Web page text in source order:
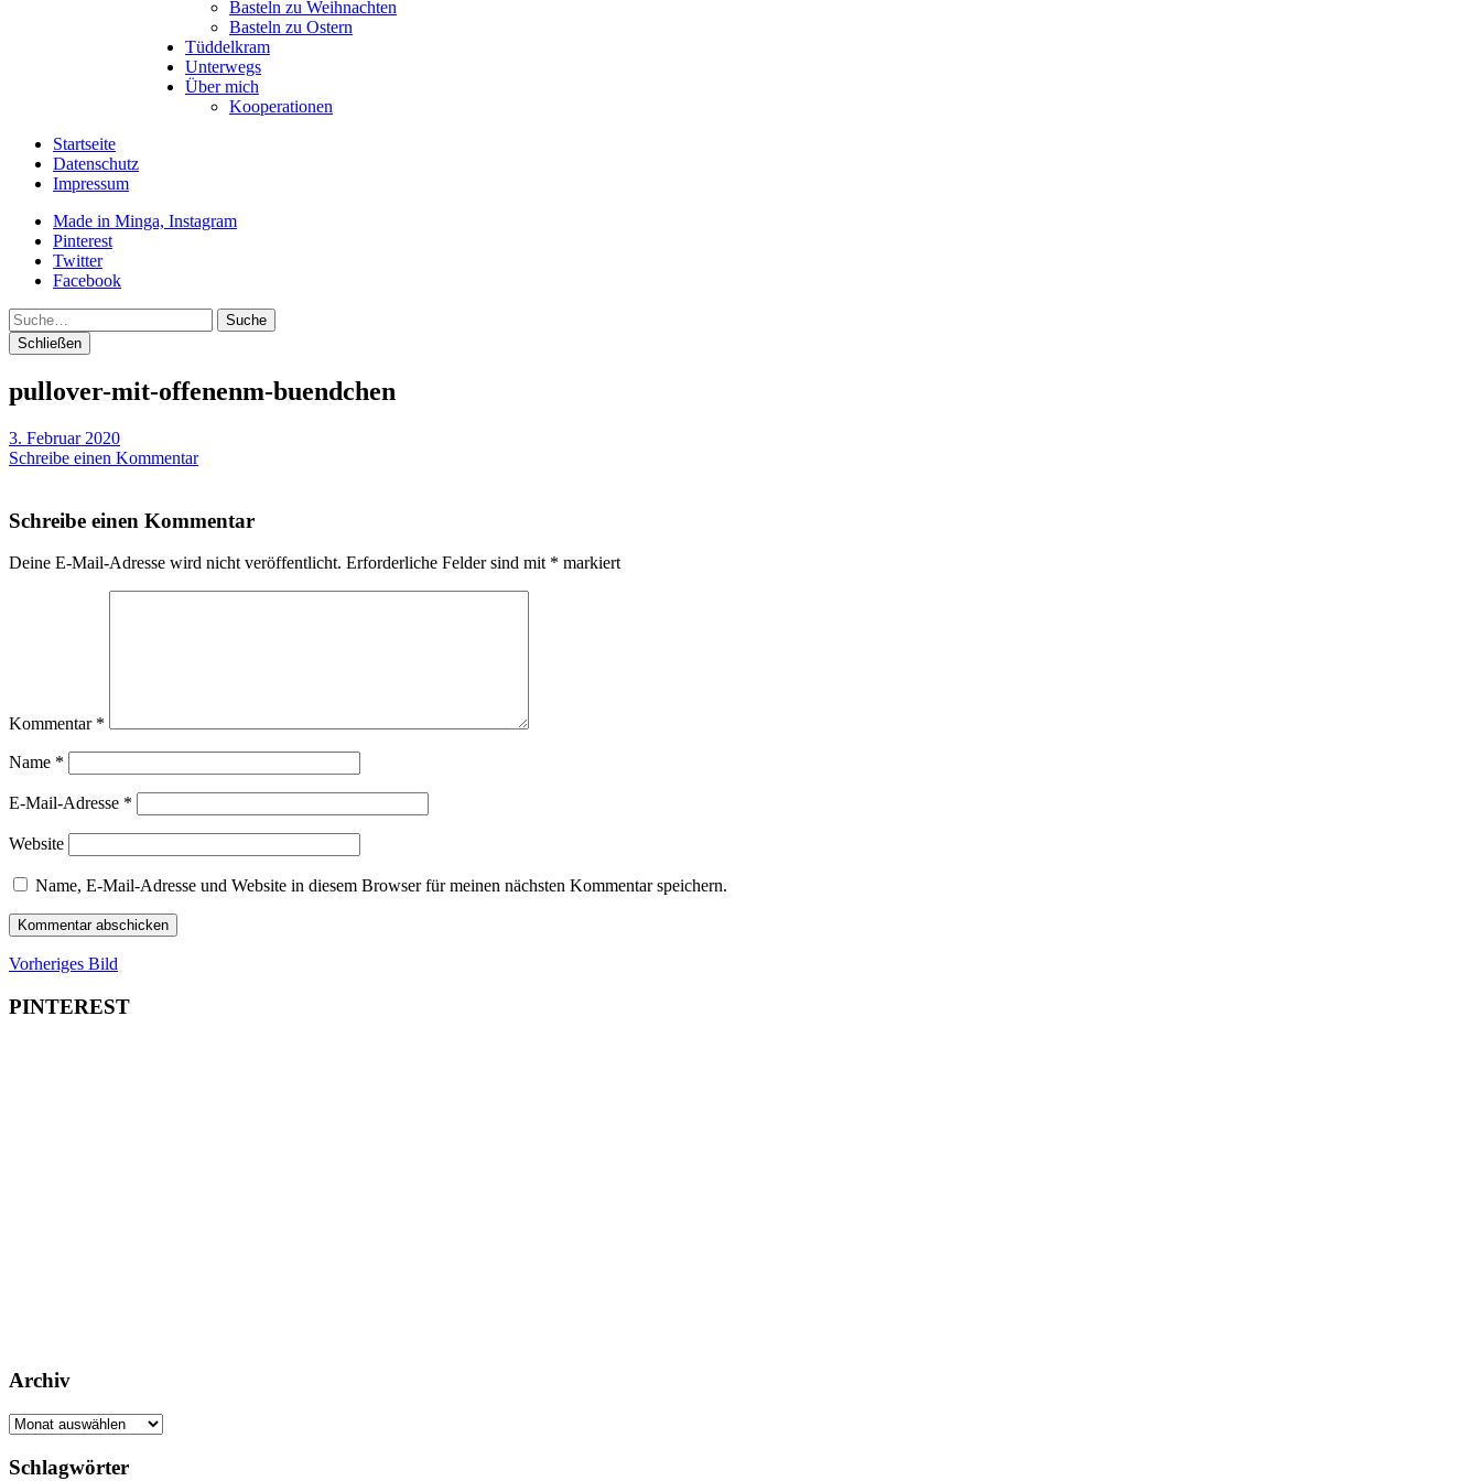
Basteln zu Weihnachten
Basteln zu Ostern
Tüddelkram
Unterwegs
Über mich
Kooperationen
Startseite
Datenschutz
Impressum
Made in Minga, Instagram
Pinterest
Twitter
Facebook
Suche
Schließen
pullover-mit-offenenm-buendchen
3. Februar 2020
Schreibe einen Kommentar
Schreibe einen Kommentar
Deine E-Mail-Adresse wird nicht veröffentlicht. Erforderliche Felder sind mit * markiert
Kommentar *
Name *
E-Mail-Adresse *
Website
Name, E-Mail-Adresse und Website in diesem Browser für meinen nächsten Kommentar speichern.
Vorheriges Bild
PINTEREST
Archiv
Archiv
Schlagwörter